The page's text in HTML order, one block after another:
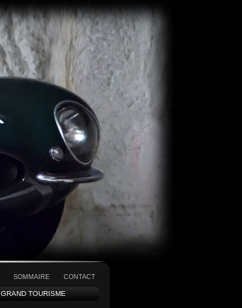
SOMMAIRE CONTACT
GRAND TOURISME